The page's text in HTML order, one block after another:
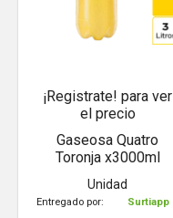
¡Registrate! para ver
el precio
Gaseosa Quatro
Toronja x3000ml
Unidad
Entregado por: Surtiapp